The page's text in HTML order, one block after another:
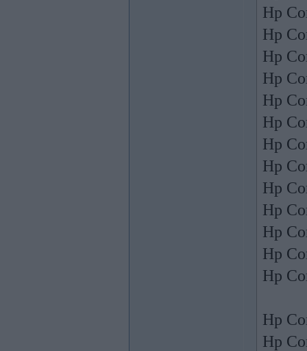
Hp
Hp
Hp
Hp
Hp
Hp
Hp
Hp
Hp
Hp
Hp
Hp
Hp
Hp
Hp